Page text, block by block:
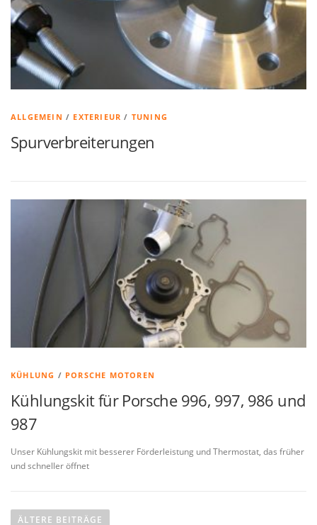
ALLGEMEIN / EXTERIEUR / TUNING
Spurverbreiterungen
KÜHLUNG / PORSCHE MOTOREN
Kühlungskit für Porsche 996, 997, 986 und
987
Unser Kühlungskit mit besserer Förderleistung und Thermostat, das früher
und schneller öffnet
eÄLTERE BEITRÄGE